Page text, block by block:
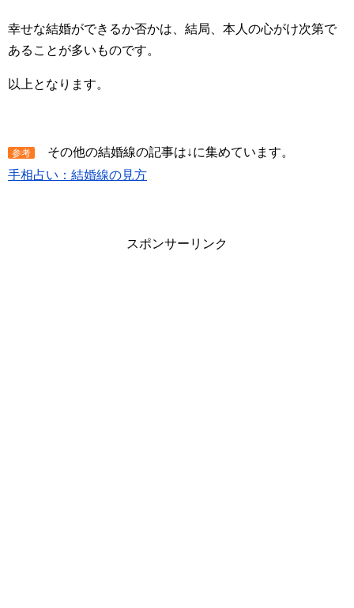
幸せな結婚ができるか否かは、結局、本人の心がけ次第で
あることが多いものです。
以上となります。
参考
その他の結婚線の記事は↓に集めています。
手相占い：結婚線の見方
スポンサーリンク